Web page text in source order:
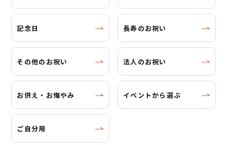
記念日 長寿のお祝い
その他のお祝い 法人のお祝い
お供え・お悔やみ イベントから選ぶ
ご自分用